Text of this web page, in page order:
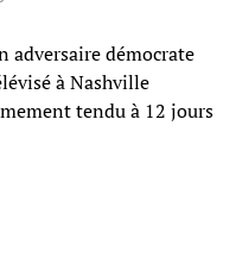
adversaire démocrate
à Nashville
tendu à 12 jours